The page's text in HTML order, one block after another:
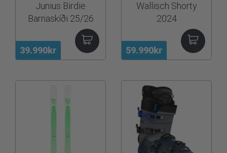
39.990kr
Junius Birdie
Barnaskíði 25/26
59.990kr
Wallisch Shorty
2024